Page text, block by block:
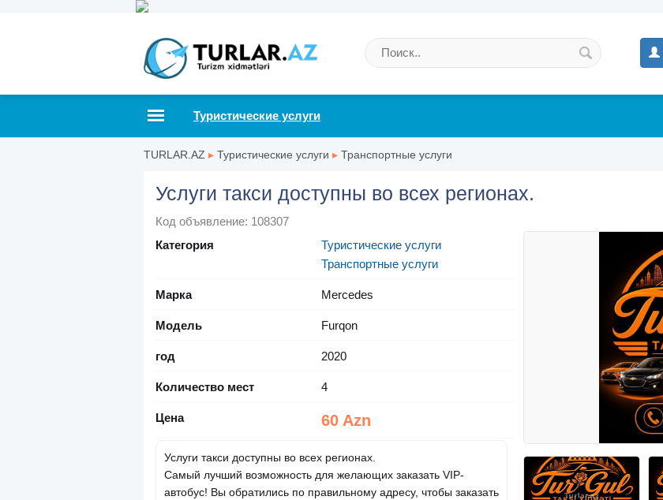
Туристические услуги
TURLAR.AZ ▸ Туристические услуги ▸ Транспортные услуги
Услуги такси доступны во всех регионах.
Код объявление: 108307
Категория
Туристические услуги
Транспортные услуги
Марка Mercedes
Модель Furqon
год 2020
Количество мест 4
Цена 60 Azn
Услуги такси доступны во всех регионах.
Самый лучший возможность для желающих заказать VIP-
автобус! Вы обратились по правильному адресу, чтобы заказать